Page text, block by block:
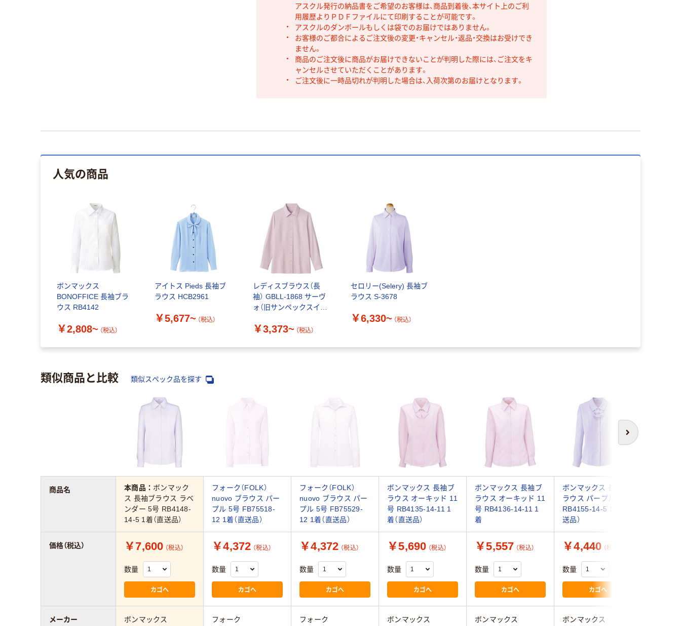
アスクル発行の納品書をご希望のお客様は、商品到着後、本サイト上のご利
用履歴よりＰＤＦファイルにて印刷することが可能です。
アスクルのダンボールもしくは袋でのお届けではありません。
お客様のご都合によるご注文後の変更・キャンセル・返品・交換はお受けでき
ません。
商品のご注文後に商品がお届けできないことが判明した際には、ご注文をキ
ャンセルさせていただくことがあります。
ご注文後に一時品切れが判明した場合は、入荷次第のお届けとなります。
人気の商品
ボンマックス
BONOFFICE 長袖ブラ
ウス RB4142
￥2,808~ （税込）
アイトス Pieds 長袖ブ
ラウス HCB2961
￥5,677~ （税込）
レディスブラウス（長
袖） GBLL-1868 サーヴ
ォ（旧サンペックスイス
￥3,373~ （税込）
セロリー(Selery) 長袖ブ
ラウス S-3678
￥6,330~ （税込）
類似商品と比較 類似スペック品を探す
次へ
本商品： ボンマック
ス 長袖ブラウス ラベ
ンダー 5号 RB4148-
14-5 1着（直送品）
フォーク（FOLK）
nuovo ブラウス パー
プル 5号 FB75518-
12 1着（直送品）
フォーク（FOLK）
nuovo ブラウス パー
プル 5号 FB75529-
12 1着（直送品）
ボンマックス 長袖ブ
ラウス オーキッド 11
号 RB4135-14-11 1
着（直送品）
ボンマックス 長袖ブ
ラウス オーキッド 11
号 RB4136-14-11 1
着
ボンマックス 長袖ブ
ラウス パープル 5号
RB4155-14-5 1着（直
送品）
￥7,600 （税込）
数量
カゴへ
￥4,372 （税込）
数量
カゴへ
￥4,372 （税込）
数量
カゴへ
￥5,690 （税込）
数量
カゴへ
￥5,557 （税込）
数量
カゴへ
￥4,440 （税込）
数量
カゴへ
ボンマックス フォーク フォーク ボンマックス ボンマックス ボンマックス
商品名
価格（税込）
メーカー